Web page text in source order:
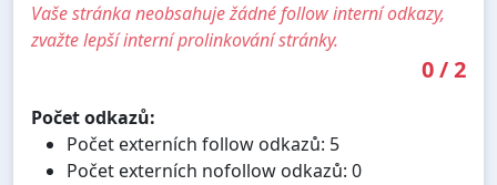
Vaše stránka neobsahuje žádné follow interní odkazy,
zvažte lepší interní prolinkování stránky.
0/2
Počet odkazů:
Počet externích follow odkazů: 5
Počet externích nofollow odkazů: 0